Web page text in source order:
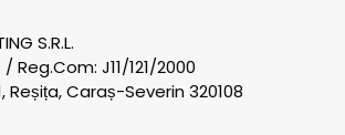
S.R.L.
/ Reg.Com: J11/121/2000
Reșița, Caraș-Severin 320108